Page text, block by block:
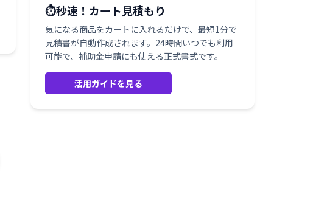
⏱️秒速！カート見積もり
気になる商品をカートに入れるだけで、最短1分で
見積書が自動作成されます。24時間いつでも利用
可能で、補助金申請にも使える正式書式です。
活用ガイドを見る